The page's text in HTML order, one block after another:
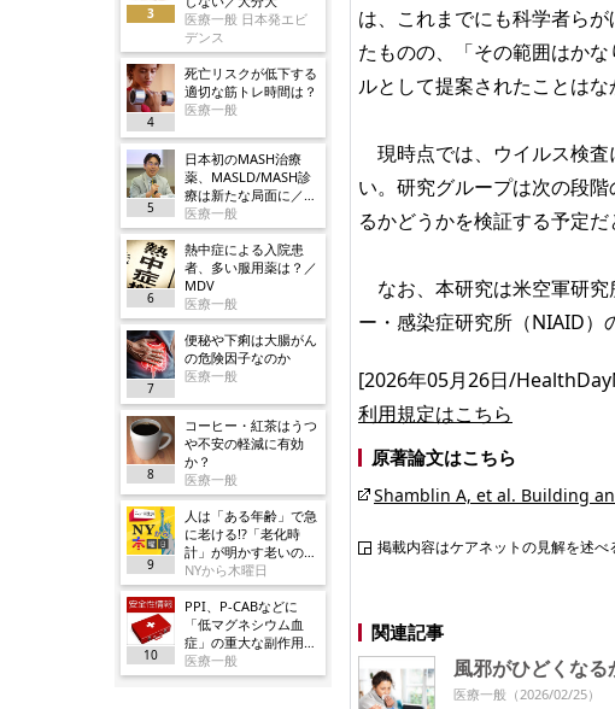
3
医療一般 日本発エビ
デンス
4
死亡リスクが低下する
適切な筋トレ時間は？
医療一般
5
日本初のMASH治療
薬、MASLD/MASH診
療は新たな局面に／ノ
ボ
医療一般
6
熱中症による入院患
者、多い服用薬は？／
MDV
医療一般
7
便秘や下痢は大腸がん
の危険因子なのか
医療一般
8
コーヒー・紅茶はうつ
や不安の軽減に有効
か？
医療一般
9
人は「ある年齢」で急
に老ける!?「老化時
計」が明かす老いの正
体
NYから木曜日
10
PPI、P-CABなどに
「低マグネシウム血
症」の重大な副作用追
加／厚労省
医療一般
は、これまでにも科学者ら
たものの、「その範囲はか
ルとして提案されたことはな
現時点では、ウイルス検査
い。研究グループは次の段
るかどうかを検証する予定だ
なお、本研究は米空軍研究
ー・感染症研究所（NIAID）
[2026年05月26日/
利用規定はこちら
原著論文はこちら
Shamblin A, et al. Building
掲載内容はケアネットの見解を述べ
関連記事
風邪がひどくな
医療一般 （2026/02/25）